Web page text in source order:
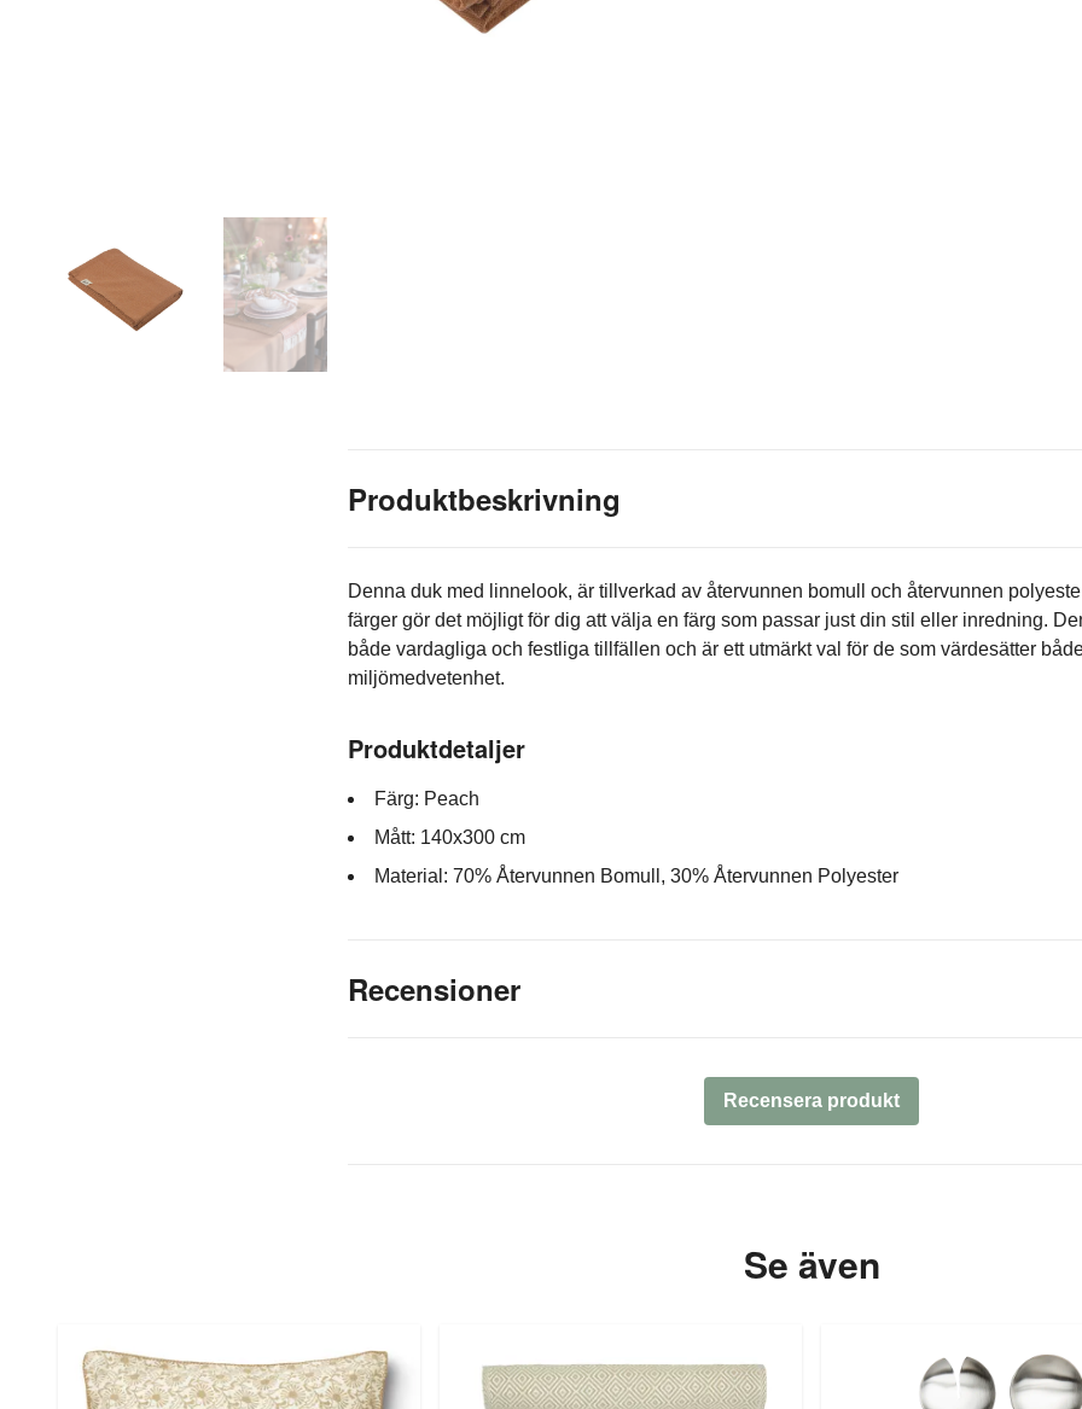
Produktbeskrivning
Denna duk med linnelook, är tillverkad av återvunnen bomull och återvunnen
färger gör det möjligt för dig att välja en färg som passar just din stil eller inredning.
både vardagliga och festliga tillfällen och är ett utmärkt val för de som värdesätter
miljömedvetenhet.
Produktdetaljer
Färg: Peach
Mått: 140x300 cm
Material: 70% Återvunnen Bomull, 30% Återvunnen Polyester
Recensioner
Recensera produkt
Se även